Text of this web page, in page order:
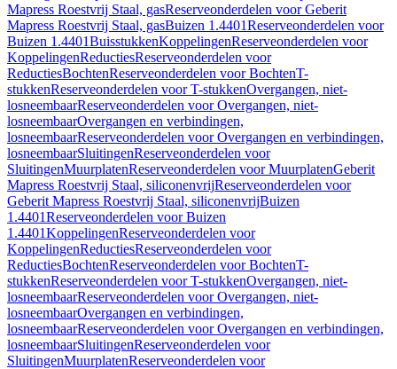
Mapress Roestvrij Staal, gasReserveonderdelen voor Geberit
Mapress Roestvrij Staal, gasBuizen 1.4401Reserveonderdelen voor
Buizen 1.4401BuisstukkenKoppelingenReserveonderdelen voor
KoppelingenReductiesReserveonderdelen voor
ReductiesBochtenReserveonderdelen voor BochtenT-
stukkenReserveonderdelen voor T-stukkenOvergangen, niet-
losneembaarReserveonderdelen voor Overgangen, niet-
losneembaarOvergangen en verbindingen,
losneembaarReserveonderdelen voor Overgangen en verbindingen,
losneembaarSluitingenReserveonderdelen voor
SluitingenMuurplatenReserveonderdelen voor MuurplatenGeberit
Mapress Roestvrij Staal, siliconenvrijReserveonderdelen voor
Geberit Mapress Roestvrij Staal, siliconenvrijBuizen
1.4401Reserveonderdelen voor Buizen
1.4401KoppelingenReserveonderdelen voor
KoppelingenReductiesReserveonderdelen voor
ReductiesBochtenReserveonderdelen voor BochtenT-
stukkenReserveonderdelen voor T-stukkenOvergangen, niet-
losneembaarReserveonderdelen voor Overgangen, niet-
losneembaarOvergangen en verbindingen,
losneembaarReserveonderdelen voor Overgangen en verbindingen,
losneembaarSluitingenReserveonderdelen voor
SluitingenMuurplatenReserveonderdelen voor